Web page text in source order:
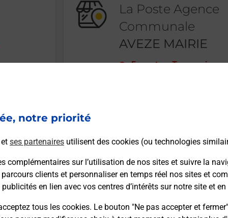
notre priorité
ses partenaires utilisent des cookies (ou technologies
complémentaires sur l’utilisation de nos sites et suivre la
parcours clients et personnaliser en temps réel nos sites et
en lien avec vos centres d’intérêts sur notre site et en
tous les cookies. Le bouton "Ne pas accepter et
La Poste Agence
Communale
AVEZE MAIRIE
Fermeture Temporaire